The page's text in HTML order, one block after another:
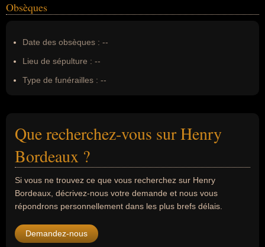
Obsèques
Date des obsèques : --
Lieu de sépulture : --
Type de funérailles : --
Que recherchez-vous sur Henry
Bordeaux ?
Si vous ne trouvez ce que vous recherchez sur Henry
Bordeaux, décrivez-nous votre demande et nous vous
répondrons personnellement dans les plus brefs délais.
Demandez-nous